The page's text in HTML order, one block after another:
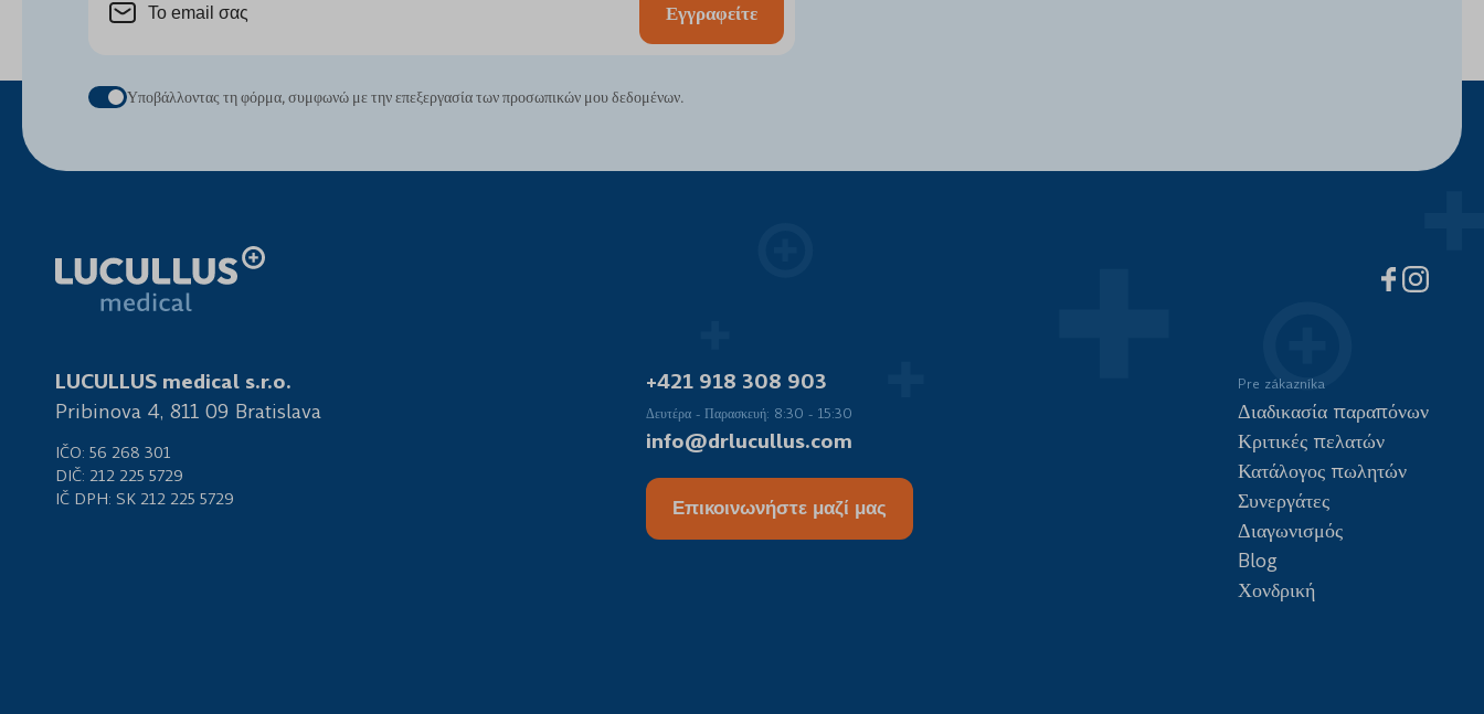
Εγγραφείτε
Υποβάλλοντας τη φόρμα, συμφωνώ με την επεξεργασία των προσωπικών μου δεδομένων.
LUCULLUS medical s.r.o.
Pribinova 4, 811 09 Bratislava
IČO: 56 268 301
DIČ: 212 225 5729
IČ DPH: SK 212 225 5729
+421 918 308 903
Δευτέρα - Παρασκευή: 8:30 - 15:30
info@drlucullus.com
Επικοινωνήστε μαζί μας
Pre zákazníka
Διαδικασία παραπόνων
Κριτικές πελατών
Κατάλογος πωλητών
Συνεργάτες
Διαγωνισμός
Blog
Χονδρική